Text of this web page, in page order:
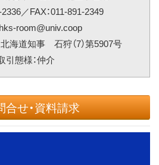
／FAX：011-891-2349
room@univ.coop
海道知事 石狩（7）第5907号
引態様：仲介
合せ・資料請求